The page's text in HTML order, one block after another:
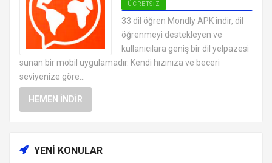
ÜCRETSIZ
ANDROID EĞITIM UYGULAMALARI
APK
33 dil öğren Mondly APK indir, dil
öğrenmeyi destekleyen ve
kullanıcılara geniş bir dil yelpazesi
sunan bir mobil uygulamadır. Kendi hızınıza ve beceri
seviyenize göre...
HEMEN İNDIR
YENI KONULAR